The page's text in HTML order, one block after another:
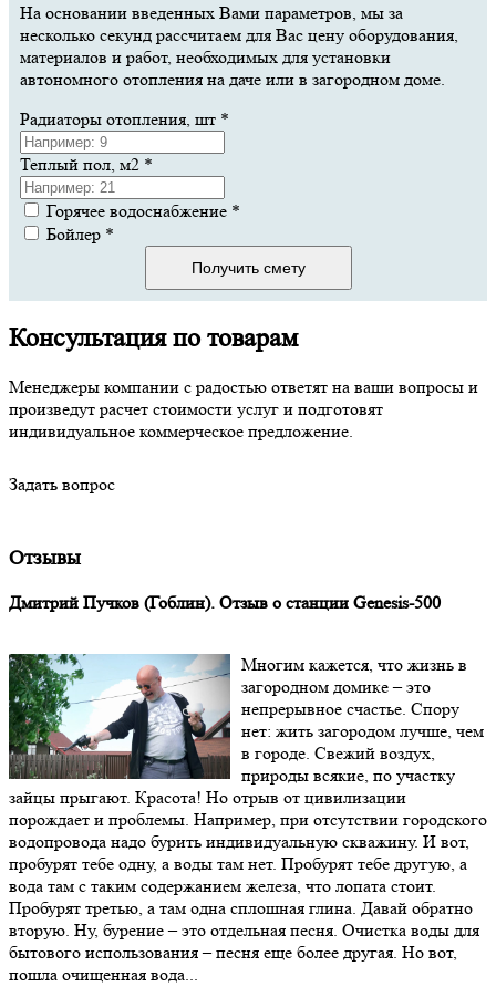
На основании введенных Вами параметров, мы за
несколько секунд рассчитаем для Вас цену оборудования,
материалов и работ, необходимых для установки
автономного отопления на даче или в загородном доме.
Радиаторы отопления, шт *
Теплый пол, м2 *
Горячее водоснабжение *
Бойлер *
Получить смету
Консультация по товарам
Менеджеры компании с радостью ответят на ваши вопросы и
произведут расчет стоимости услуг и подготовят
индивидуальное коммерческое предложение.
Задать вопрос
Отзывы
Дмитрий Пучков (Гоблин). Отзыв о станции Genesis-500
Многим кажется, что жизнь в
загородном домике – это
непрерывное счастье. Спору
нет: жить загородом лучше, чем
в городе. Свежий воздух,
природы всякие, по участку
зайцы прыгают. Красота! Но отрыв от цивилизации
порождает и проблемы. Например, при отсутствии городского
водопровода надо бурить индивидуальную скважину. И вот,
пробурят тебе одну, а воды там нет. Пробурят тебе другую, а
вода там с таким содержанием железа, что лопата стоит.
Пробурят третью, а там одна сплошная глина. Давай обратно
вторую. Ну, бурение – это отдельная песня. Очистка воды для
бытового использования – песня еще более другая. Но вот,
пошла очищенная вода...